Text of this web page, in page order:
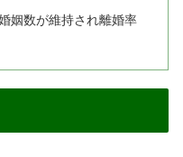
姻数が維持され離婚率